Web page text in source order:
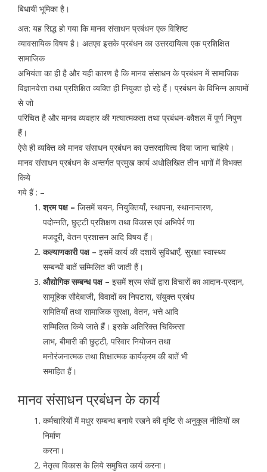
बिधायी भूमिका है।
अत: यह सिद्ध हो गया कि मानव संसाधन प्रबंधन एक विशिष्ट
व्यावसायिक विषय है। अतएव इसके प्रबंधन का उत्तरदायित्व एक प्रशिक्षित
सामाजिक
अभियंता का ही है और यही कारण है कि मानव संसाधन के प्रबंधन में सामाजिक
विज्ञानवेत्ता तथा प्रशिक्षित व्यक्ति ही नियुक्त हो रहे हैं। प्रबंधन के विभिन्न आयामों
से जो
परिचित है और मानव व्यवहार की गत्यात्मकता तथा प्रबंधन-कौशल में पूर्ण निपुण
हैं।
ऐसे ही व्यक्ति को मानव संसाधन प्रबंधन का उत्तरदायित्व दिया जाना चाहिये।
मानव संसाधन प्रबंधन के अन्तर्गत प्रमुख कार्य अधोलिखित तीन भागों में विभक्त
किये
गये हैं : –
श्रम पक्ष – जिसमें चयन, नियुक्तियाँ, स्थापना, स्थानान्तरण,
पदोन्नति, छुट्टी प्रशिक्षण तथा विकास एवं अभिपेर्र णा
मजदूरी, वेतन प्रशासन आदि विषय हैं।
कल्याणकारी पक्ष – इसमें कार्य की दशायें सुविधाएँ, सुरक्षा स्वास्थ्य
सम्बन्धी बातें सम्मिलित की जाती हैं।
औद्योगिक सम्बन्ध पक्ष – इसमें श्रम संघों द्वारा विचारों का आदान-प्रदान,
सामूहिक सौदेबाजी, विवादों का निपटारा, संयुक्त प्रबंध
समितियाँ तथा सामाजिक सुरक्षा, वेतन, भत्ते आदि
सम्मिलित किये जाते हैं। इसके अतिरिक्त चिकित्सा
लाभ, बीमारी की छुट्टी, परिवार नियोजन तथा
मनोरंजनात्मक तथा शिक्षात्मक कार्यक्रम की बातें भी
समाहित हैं।
मानव संसाधन प्रबंधन के कार्य
कर्मचारियों में मधुर सम्बन्ध बनाये रखने की दृष्टि से अनुकूल नीतियों का
निर्माण
करना।
नेतृत्व विकास के लिये समुचित कार्य करना।